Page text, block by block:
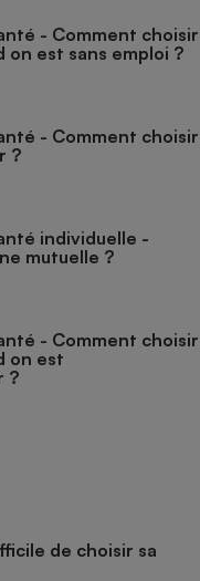
- Comment choisir
on est sans emploi ?
- Comment choisir
?
individuelle -
mutuelle ?
- Comment choisir
on est
?
de choisir sa